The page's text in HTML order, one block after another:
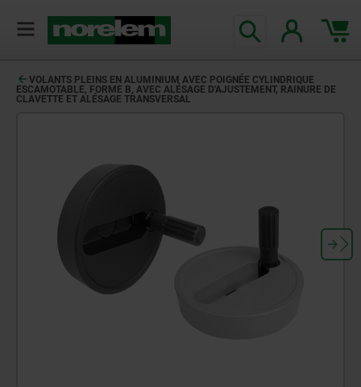
VOLANTS PLEINS EN ALUMINIUM AVEC POIGNÉE CYLINDRIQUE
ESCAMOTABLE, FORME B, AVEC ALÉSAGE D'AJUSTEMENT, RAINURE DE
CLAVETTE ET ALÉSAGE TRANSVERSAL